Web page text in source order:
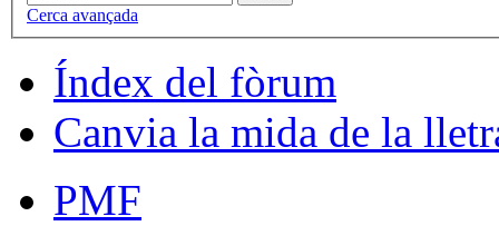
Cerca avançada
Índex del fòrum
Canvia la mida de la
PMF